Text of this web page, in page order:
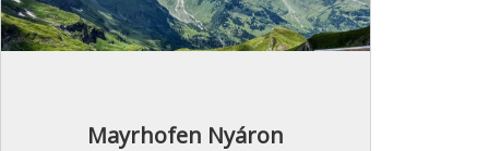
Mayrhofen Nyáron